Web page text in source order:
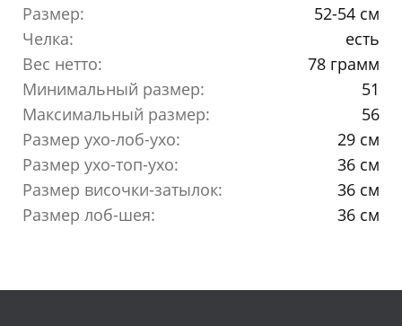
Размер:
52-54 см
Челка:
есть
Вес нетто:
78 грамм
Минимальный размер:
51
Максимальный размер:
56
Размер ухо-лоб-ухо:
29 см
Размер ухо-топ-ухо:
36 см
Размер височки-затылок:
36 см
Размер лоб-шея:
36 см